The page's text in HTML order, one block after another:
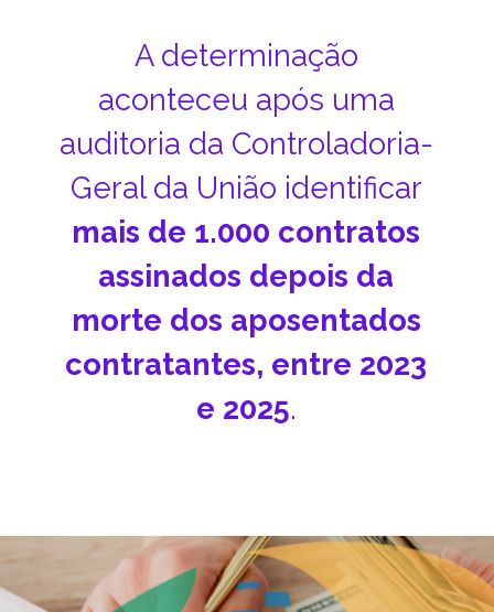
A determinação
aconteceu após uma
auditoria da Controladoria-
Geral da União identificar
mais de 1.000 contratos
assinados depois da
morte dos aposentados
contratantes, entre 2023
e 2025.